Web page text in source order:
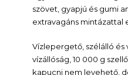
szövet, gyapjú és gumi
extravagáns mintázattal
Vízlepergető, szélálló és
vízállóság, 10 000 g
kapucni nem levehető,